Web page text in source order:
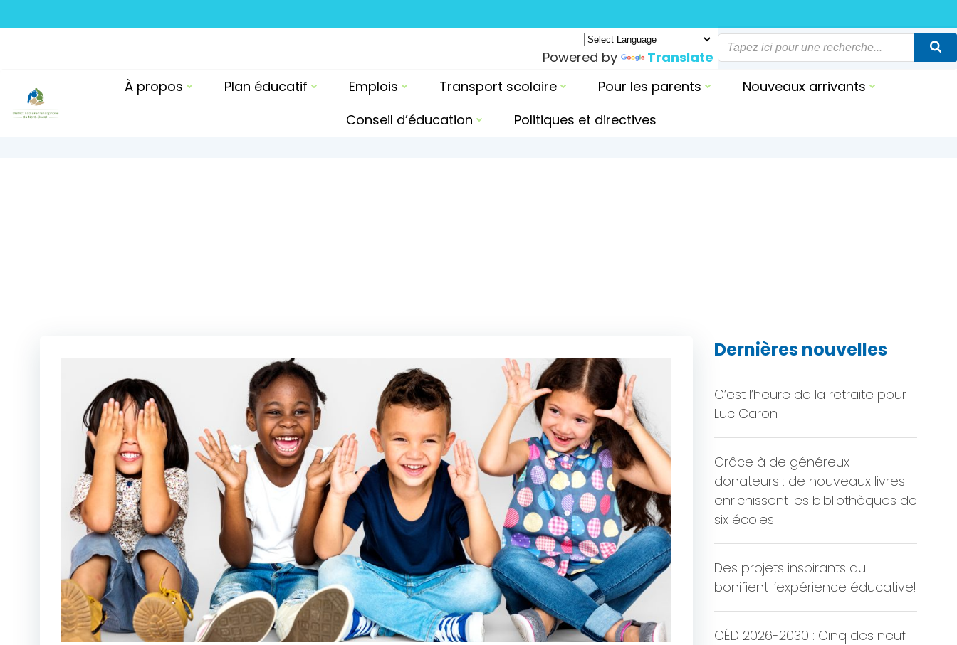
to
Powered by
Translate
À propos
Plan éducatif Emplois Transport scolaire Pour les parents
Nouveaux arrivants
Conseil d’éducation
Politiques et directives
Dernières nouvelles
C’est l’heure de la retraite pour
Luc Caron
Grâce à de généreux
donateurs : de nouveaux livres
enrichissent les bibliothèques de
six écoles
Des projets inspirants qui
bonifient l’expérience éducative!
CÉD 2026-2030 : Cinq des neuf